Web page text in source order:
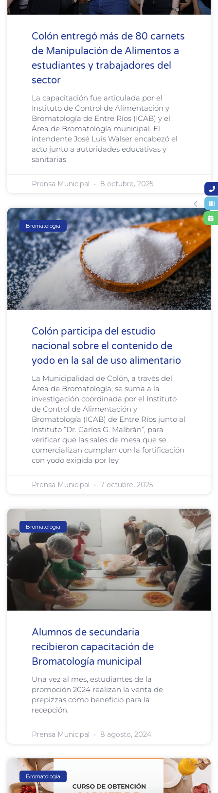
Colón entregó más de 80 carnets
de Manipulación de Alimentos a
estudiantes y trabajadores del
sector
La capacitación fue articulada por el
Instituto de Control de Alimentación y
Bromatología de Entre Ríos (ICAB) y el
Área de Bromatología municipal. El
intendente José Luis Walser encabezó el
acto junto a autoridades educativas y
sanitarias.
Prensa Municipal 8 octubre, 2025
Bromatologia
Colón participa del estudio
nacional sobre el contenido de
yodo en la sal de uso alimentario
La Municipalidad de Colón, a través del
Área de Bromatología, se suma a la
investigación coordinada por el Instituto
de Control de Alimentación y
Bromatología (ICAB) de Entre Ríos junto al
Instituto “Dr. Carlos G. Malbrán”, para
verificar que las sales de mesa que se
comercializan cumplan con la fortificación
con yodo exigida por ley.
Prensa Municipal 7 octubre, 2025
Bromatologia
Alumnos de secundaria
recibieron capacitación de
Bromatología municipal
Una vez al mes, estudiantes de la
promoción 2024 realizan la venta de
prepizzas como beneficio para la
recepción.
Prensa Municipal 8 agosto, 2024
Bromatologia